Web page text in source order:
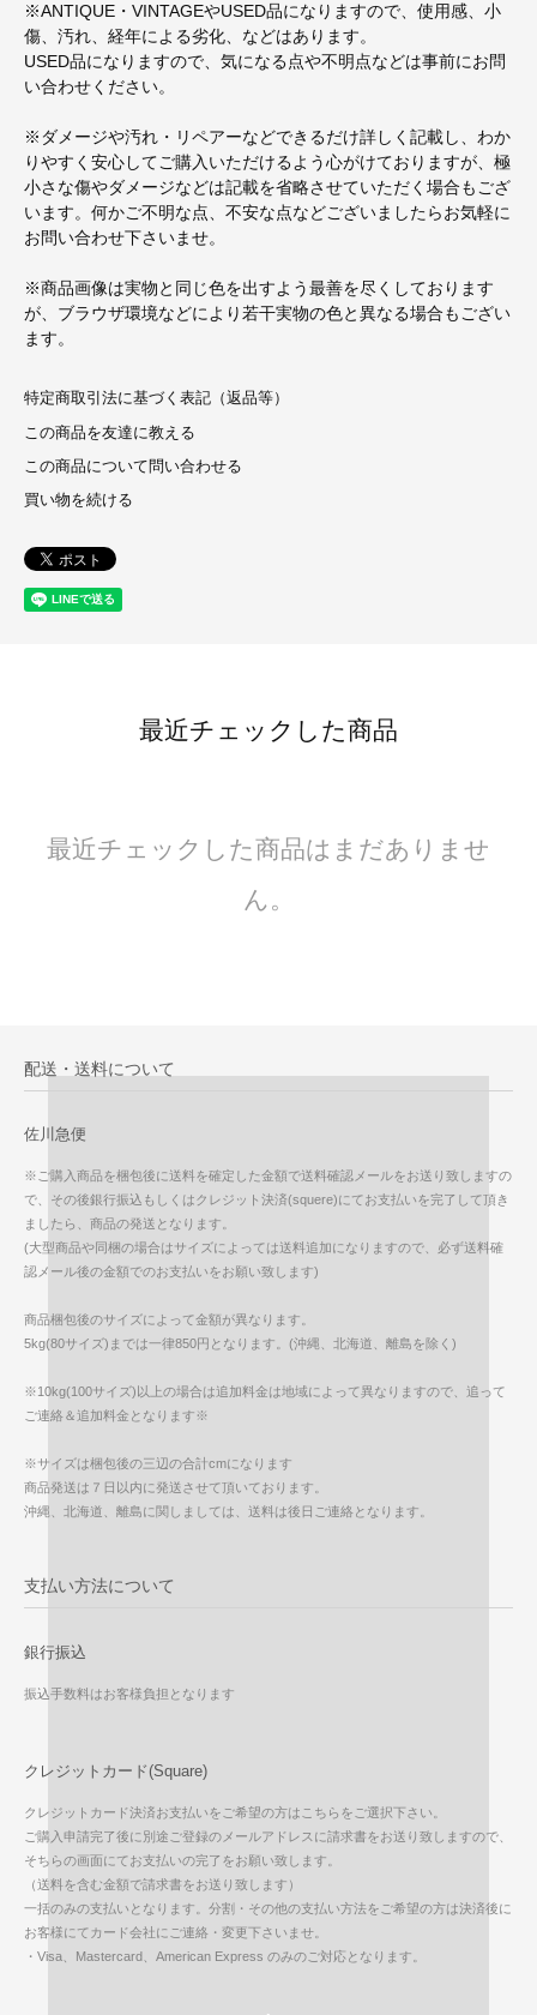
※ANTIQUE・VINTAGEやUSED品になりますので、使用感、小
傷、汚れ、経年による劣化、などはあります。
USED品になりますので、気になる点や不明点などは事前にお問
い合わせください。
※ダメージや汚れ・リペアーなどできるだけ詳しく記載し、わか
りやすく安心してご購入いただけるよう心がけておりますが、極
小さな傷やダメージなどは記載を省略させていただく場合もござ
います。何かご不明な点、不安な点などございましたらお気軽に
お問い合わせ下さいませ。
※商品画像は実物と同じ色を出すよう最善を尽くしております
が、ブラウザ環境などにより若干実物の色と異なる場合もござい
ます。
特定商取引法に基づく表記（返品等）
この商品を友達に教える
この商品について問い合わせる
買い物を続ける
最近チェックした商品
最近チェックした商品はまだありませ
ん。
配送・送料について
佐川急便
※ご購入商品を梱包後に送料を確定した金額で送料確認メールをお送り致しますの
で、その後銀行振込もしくはクレジット決済(squere)にてお支払いを完了して頂き
ましたら、商品の発送となります。
(大型商品や同梱の場合はサイズによっては送料追加になりますので、必ず送料確
認メール後の金額でのお支払いをお願い致します)
商品梱包後のサイズによって金額が異なります。
5kg(80サイズ)までは一律850円となります。(沖縄、北海道、離島を除く)
※10kg(100サイズ)以上の場合は追加料金は地域によって異なりますので、追って
ご連絡＆追加料金となります※
※サイズは梱包後の三辺の合計cmになります
商品発送は７日以内に発送させて頂いております。
沖縄、北海道、離島に関しましては、送料は後日ご連絡となります。
支払い方法について
銀行振込
振込手数料はお客様負担となります
クレジットカード(Square)
クレジットカード決済お支払いをご希望の方はこちらをご選択下さい。
ご購入申請完了後に別途ご登録のメールアドレスに請求書をお送り致しますので、
そちらの画面にてお支払いの完了をお願い致します。
（送料を含む金額で請求書をお送り致します）
一括のみの支払いとなります。分割・その他の支払い方法をご希望の方は決済後に
お客様にてカード会社にご連絡・変更下さいませ。
・Visa、Mastercard、American Express のみのご対応となります。